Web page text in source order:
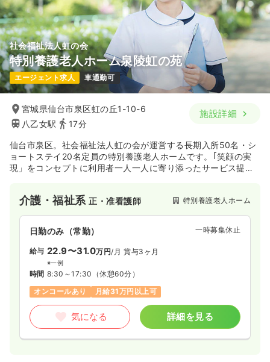
社会福祉法人虹の会
特別養護老人ホーム泉陵虹の苑
エージェント求人 車通勤可
宮城県仙台市泉区虹の丘1-10-6
八乙女駅
17分
施設詳細
仙台市泉区。社会福祉法人虹の会が運営する長期入所50名・シ
ョートステイ20名定員の特別養護老人ホームです。｢笑顔の実
現」をコンセプトに利用者一人一人に寄り添ったサービス提供
介護・福祉系正・准看護師 特別養護老人ホーム
日勤のみ（常勤） 一時募集休止
給与 22.9〜31.0万円/月 賞与3ヶ月
※一例
時間 8:30～17:30 （休憩60分）
オンコールあり
月給31万円以上可
気になる 詳細を見る